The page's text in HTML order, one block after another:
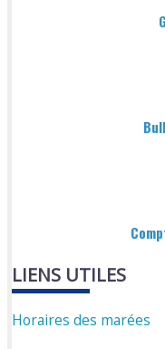
LIENS UTILES
Horaires des marées